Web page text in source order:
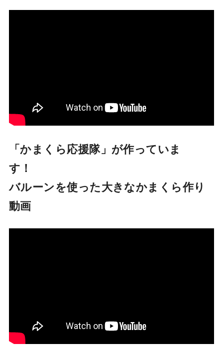
「かまくら応援隊」が作っていま
す！
バルーンを使った大きなかまくら作り
動画